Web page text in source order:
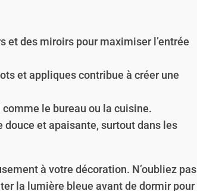
et des miroirs pour maximiser l’entrée
et appliques contribue à créer une
le bureau ou la cuisine.
douce et apaisante, surtout dans les
à votre décoration. N’oubliez pas
la lumière bleue avant de dormir pour